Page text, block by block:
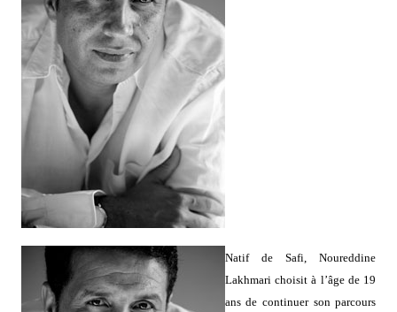
Natif de Safi, Noureddine
Lakhmari choisit à l’âge de 19
ans de continuer son parcours